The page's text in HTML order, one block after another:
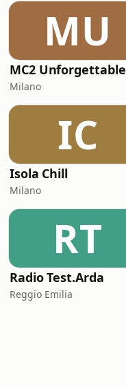
MU
MC2 Unforgettable
Milano
IC
Isola Chill
Milano
RT
Radio Test.Arda
Reggio Emilia